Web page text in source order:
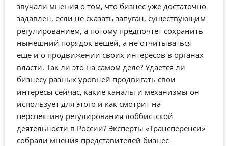
звучали мнения о том, что бизнес уже достаточно
задавлен, если не сказать запуган, существующим
регулированием, а потому предпочтет сохранить
нынешний порядок вещей, а не отчитываться
еще и о продвижении своих интересов в органах
власти. Так ли это на самом деле? Удается ли
бизнесу разных уровней продвигать свои
интересы сейчас, какие каналы и механизмы он
использует для этого и как смотрит на
перспективу регулирования лоббистской
деятельности в России? Эксперты «Трансперенси»
собрали мнения представителей бизнес-